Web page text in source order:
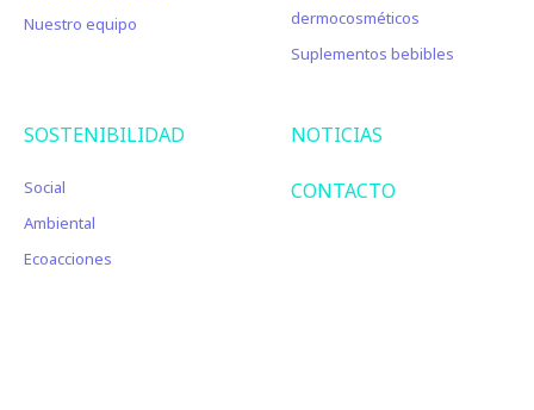
Nuestro equipo
dermocosméticos
Suplementos bebibles
SOSTENIBILIDAD
Social
Ambiental
Ecoacciones
NOTICIAS
CONTACTO